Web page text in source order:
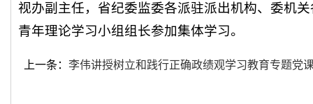
视办副主任，省纪委监委各派驻派出机构、委机
青年理论学习小组组长参加集体学习。
上一条： 李伟讲授树立和践行正确政绩观学习教育专题党